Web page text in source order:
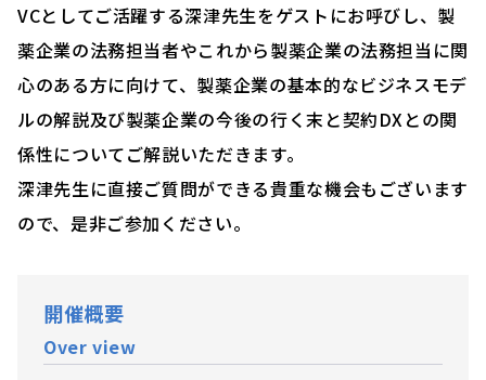
VCとしてご活躍する深津先生をゲストにお呼びし、製
薬企業の法務担当者やこれから製薬企業の法務担当に関
心のある方に向けて、製薬企業の基本的なビジネスモデ
ルの解説及び製薬企業の今後の行く末と契約DXとの関
係性についてご解説いただきます。
深津先生に直接ご質問ができる貴重な機会もございます
ので、是非ご参加ください。
開催概要
Over view